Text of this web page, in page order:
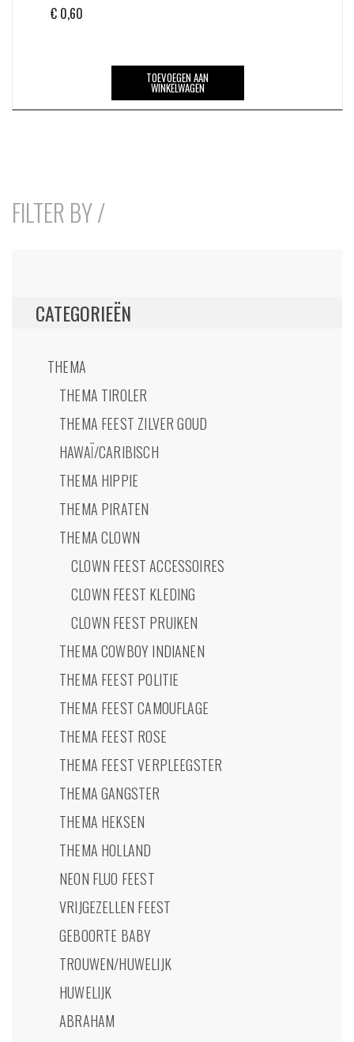
€ 0,60
TOEVOEGEN AAN
WINKELWAGEN
FILTER BY /
CATEGORIEËN
THEMA
THEMA TIROLER
THEMA FEEST ZILVER GOUD
HAWAÏ/CARIBISCH
THEMA HIPPIE
THEMA PIRATEN
THEMA CLOWN
CLOWN FEEST ACCESSOIRES
CLOWN FEEST KLEDING
CLOWN FEEST PRUIKEN
THEMA COWBOY INDIANEN
THEMA FEEST POLITIE
THEMA FEEST CAMOUFLAGE
THEMA FEEST ROSE
THEMA FEEST VERPLEEGSTER
THEMA GANGSTER
THEMA HEKSEN
THEMA HOLLAND
NEON FLUO FEEST
VRIJGEZELLEN FEEST
GEBOORTE BABY
TROUWEN/HUWELIJK
HUWELIJK
ABRAHAM